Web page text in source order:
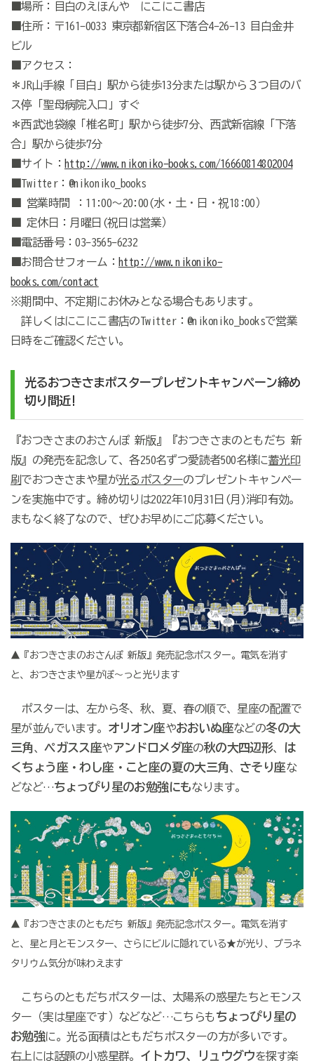
■場所：目白のえほんや にこにこ書店
■住所：〒161-0033 東京都新宿区下落合4-26-13 目白金井
ビル
■アクセス：
＊JR山手線「目白」駅から徒歩13分または駅から３つ目のバ
ス停「聖母病院入口」すぐ
＊西武池袋線「椎名町」駅から徒歩7分、西武新宿線「下落
合」駅から徒歩7分
■サイト： http://www.nikoniko-books.com/16660814802004
■Twitter：@nikoniko_books
■ 営業時間 ：11:00～20:00(水・土・日・祝18:00）
■ 定休日：月曜日(祝日は営業）
■電話番号：03-3565-6232
■お問合せフォーム： http://www.nikoniko-
books.com/contact
※期間中、不定期にお休みとなる場合もあります。
詳しくはにこにこ書店のTwitter：@nikoniko_booksで営業
日時をご確認ください。
光るおつきさまポスタープレゼントキャンペーン締め
切り間近!
『おつきさまのおさんぽ 新版』『おつきさまのともだち 新
版』の発売を記念して、各250名ずつ愛読者500名様に蓄光印
刷でおつきさまや星が光るポスターのプレゼントキャンペー
ンを実施中です。締め切りは2022年10月31日(月)消印有効。
まもなく終了なので、ぜひお早めにご応募ください。
▲『おつきさまのおさんぽ 新版』発売記念ポスター。電気を消す
と、おつきさまや星がぽ〜っと光ります
ポスターは、左から冬、秋、夏、春の順で、星座の配置で
星が並んでいます。 オリオン座やおおいぬ座などの冬の大
三角、ペガスス座やアンドロメダ座の秋の大四辺形、
は
くちょう座・わし座・こと座の夏の大三角、 さそり座な
どなど…ちょっぴり星のお勉強にもなります。
▲『おつきさまのともだち 新版』発売記念ポスター。電気を消す
と、星と月とモンスター、さらにビルに隠れている★が光り、プラネ
タリウム気分が味わえます
こちらのともだちポスターは、太陽系の惑星たちとモンス
ター（実は星座です）などなど…こちらも ちょっぴり星の
お勉強に。光る面積はともだちポスターの方が多いです。
右上には話題の小惑星群。 イトカワ、リュウグウを探す楽